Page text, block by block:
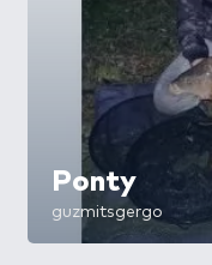
Ponty
guzmitsgergo